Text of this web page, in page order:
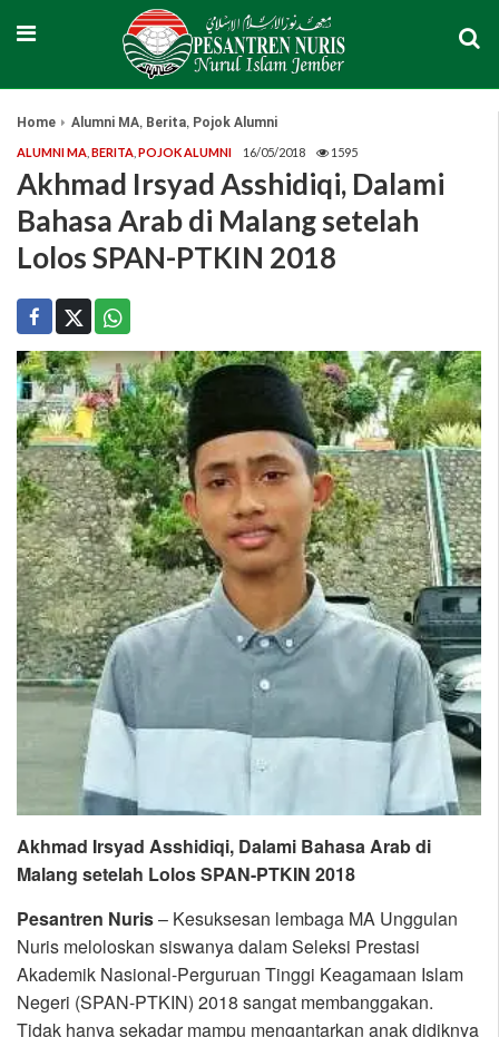
Home Alumni MA, Berita, Pojok Alumni
ALUMNI MA BERITA POJOK ALUMNI 16/05/2018 1595
Akhmad Irsyad Asshidiqi, Dalami
Bahasa Arab di Malang setelah
Lolos SPAN-PTKIN 2018
Akhmad Irsyad Asshidiqi, Dalami Bahasa Arab di
Malang setelah Lolos SPAN-PTKIN 2018
Pesantren Nuris– Kesuksesan lembaga MA Unggulan
Nuris meloloskan siswanya dalam Seleksi Prestasi
Akademik Nasional-Perguruan Tinggi Keagamaan Islam
Negeri (SPAN-PTKIN) 2018 sangat membanggakan.
Tidak hanya sekadar mampu mengantarkan anak didiknya